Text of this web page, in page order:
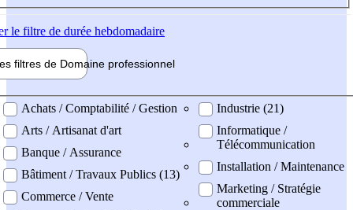
le filtre de durée hebdomadaire
filtres de Domaine professionnel
professionel
Achats / Comptabilité / Gestion
Arts / Artisanat d'art
Banque / Assurance
Bâtiment / Travaux Publics (13)
Commerce / Vente
Industrie (21)
Informatique /
Télécommunication
Installation / Maintenance
Marketing / Stratégie
commerciale